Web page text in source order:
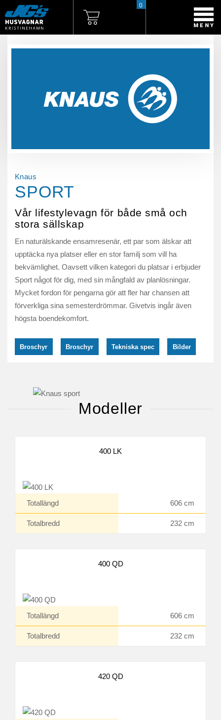
0
Knaus
SPORT
Vår lifestylevagn för både små och
stora sällskap
En naturälskande ensamresenär, ett par som älskar att
upptäcka nya platser eller en stor familj som vill ha
bekvämlighet. Oavsett vilken kategori du platsar i erbjuder
Sport något för dig, med sin mångfald av planlösningar.
Mycket fordon för pengarna gör att fler har chansen att
förverkliga sina semesterdrömmar. Givetvis ingår även
högsta boendekomfort.
Broschyr Broschyr Tekniska spec Bilder
Modeller
400 LK
Totallängd 606 cm
Totalbredd 232 cm
400 QD
Totallängd 606 cm
Totalbredd 232 cm
420 QD